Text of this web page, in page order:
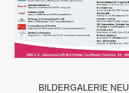
BILDERGALERIE